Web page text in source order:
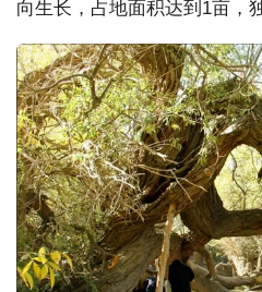
向生长，占地面积达到1亩，